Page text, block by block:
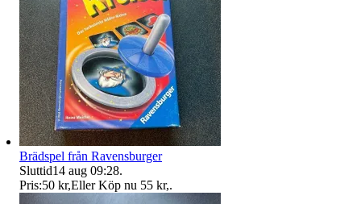
Brädspel från Ravensburger
Sluttid14 aug 09:28.
Pris:50 kr,Eller Köp nu 55 kr,.